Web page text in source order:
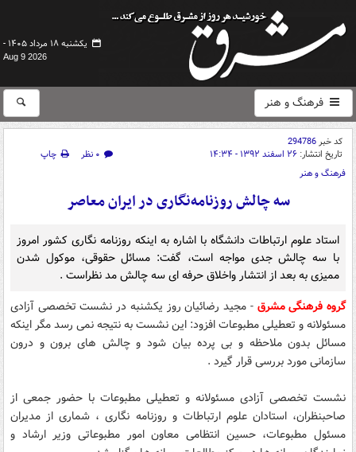
یکشنبه ۱۸ مرداد ۱۴۰۵ -
Aug 9 2026
فرهنگ و هنر
کد خبر294786
تاریخ انتشار: ۲۶ اسفند ۱۳۹۲ - ۱۴:۳۴ ۰ نظر
چاپ
فرهنگ و هنر
سه چالش روزنامه‌نگاری در ایران معاصر
استاد علوم ارتباطات دانشگاه با اشاره به اینکه روزنامه نگاری کشور امروز
با سه چالش جدی مواجه است، گفت: مسائل حقوقی، موکول شدن
ممیزی به بعد از انتشار واخلاق حرفه ای سه چالش مد نظراست .
گروه فرهنگی مشرق- مجید رضائیان روز یکشنبه در نشست تخصصی آزادی
مسئولانه و تعطیلی مطبوعات افزود: این نشست به نتیجه نمی رسد مگر اینکه
مسائل بدون ملاحظه و بی پرده بیان شود و چالش های برون و درون
سازمانی مورد بررسی قرار گیرد .
نشست تخصصی آزادی مسئولانه و تعطیلی مطبوعات با حضور جمعی از
صاحبنظران، استادان علوم ارتباطات و روزنامه نگاری ، شماری از مدیران
مسئول مطبوعات، حسین انتظامی معاون امور مطبوعاتی وزیر ارشاد و